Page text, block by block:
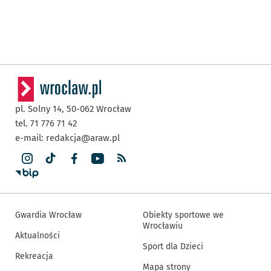
pl. Solny 14, 50-062 Wrocław
tel. 71 776 71 42
e-mail: redakcja@araw.pl
Gwardia Wrocław
Aktualności
Rekreacja
Obiekty sportowe we
Wrocławiu
Sport dla Dzieci
Mapa strony